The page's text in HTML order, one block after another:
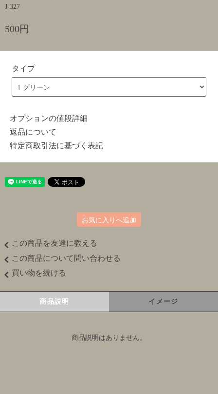
J-327
500円
タイプ
オプションの値段詳細
返品について
特定商取引法に基づく表記
お気に入りへ追加
この商品を友達に教える
この商品について問い合わせる
買い物を続ける
商品説明 イメージ
商品説明はありません。